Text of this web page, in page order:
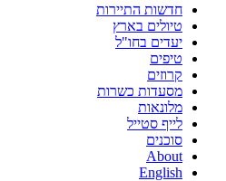
חדשות התיירות
טיולים בארץ
יעדים בחו"ל
טיפים
קרוזים
מסעדות כשרות
מלונאות
לייף סטייל
סוכנים
About
English